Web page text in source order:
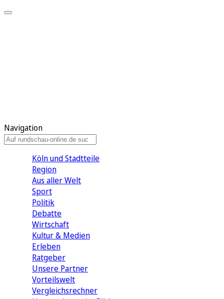
Navigation
Köln und Stadtteile
Region
Aus aller Welt
Sport
Politik
Debatte
Wirtschaft
Kultur & Medien
Erleben
Ratgeber
Unsere Partner
Vorteilswelt
Vergleichsrechner